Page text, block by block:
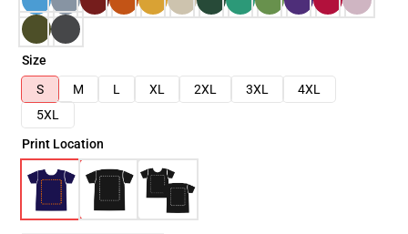
Size
S
M L XL 2XL 3XL
4XL
5XL
Print Location